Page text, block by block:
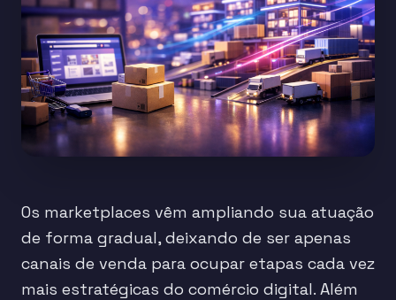
Os marketplaces vêm ampliando sua atuação
de forma gradual, deixando de ser apenas
canais de venda para ocupar etapas cada vez
mais estratégicas do comércio digital. Além